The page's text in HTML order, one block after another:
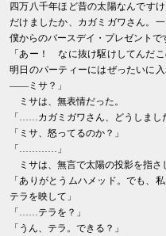
四万八千年ほど昔の太陽なんです
だけましたか、カガミガワさん。
僕からのバースデイ・プレゼントで
「あー！ なに抜け駆けしてんだこ
明日のパーティーにはぜったいに
――ミサ？」
ミサは、無表情だった。
「……カガミガワさん、どうしまし
「ミサ、怒ってるのか？」
「…………」
ミサは、無言で太陽の投影を指さ
「ありがとうムハメッド。でも、
テラを映して」
「……テラを？」
「うん、テラ。できる？」